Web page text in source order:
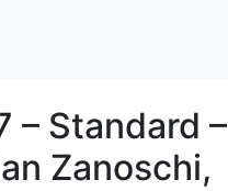
– Standard –
Zanoschi,